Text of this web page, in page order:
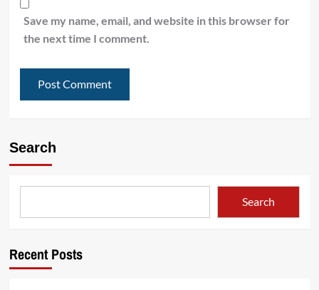
Save my name, email, and website in this browser for
the next time I comment.
Search
Search
Recent Posts